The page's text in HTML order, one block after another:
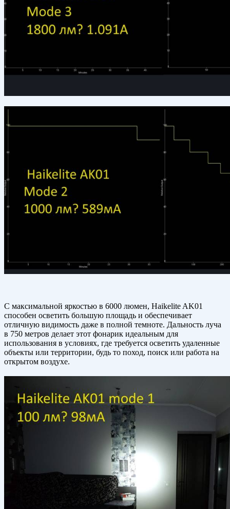
С максимальной яркостью в 6000 люмен, Haikelite AK01
способен осветить большую площадь и обеспечивает
отличную видимость даже в полной темноте. Дальность луча
в 750 метров делает этот фонарик идеальным для
использования в условиях, где требуется осветить удаленные
объекты или территории, будь то поход, поиск или работа на
открытом воздухе.